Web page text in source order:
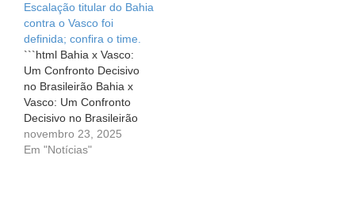
tornará um verdadeiro
campo de batalha
quando o Bahia receber
o Vasco da Gama. Com
as…
Escalação titular do Bahia
contra o Vasco foi
definida; confira o time.
```html Bahia x Vasco:
Um Confronto Decisivo
no Brasileirão Bahia x
Vasco: Um Confronto
Decisivo no Brasileirão
Neste domingo, o clima
será de muita expectativa
novembro 23, 2025
Em "Notícias"